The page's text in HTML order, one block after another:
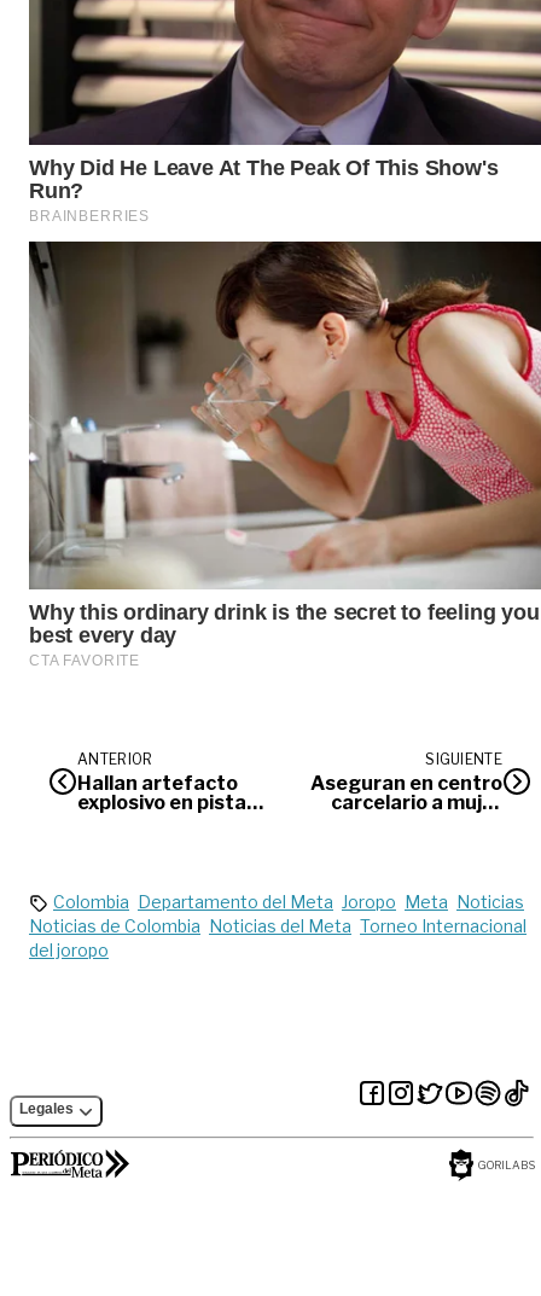
ANTERIOR
Hallan artefacto
explosivo en pista
SIGUIENTE
Aseguran en centro
carcelario a mujer
Colombia Departamento del Meta Joropo Meta Noticias
Noticias de Colombia Noticias del Meta Torneo Internacional
del joropo
Legales
GORILABS